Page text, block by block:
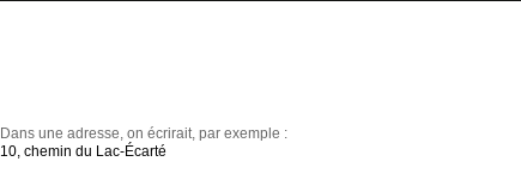
Dans une adresse, on écrirait, par exemple :
10, chemin du Lac-Écarté